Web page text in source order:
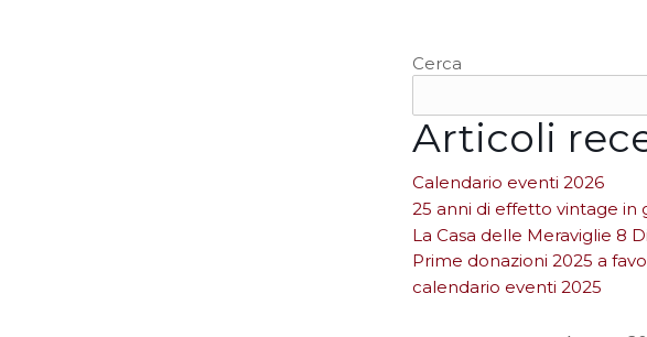
Cerca
Articoli
Calendario eventi 2026
25 anni di effetto vintage in
La Casa delle Meraviglie 8
Prime donazioni 2025 a
calendario eventi 2025